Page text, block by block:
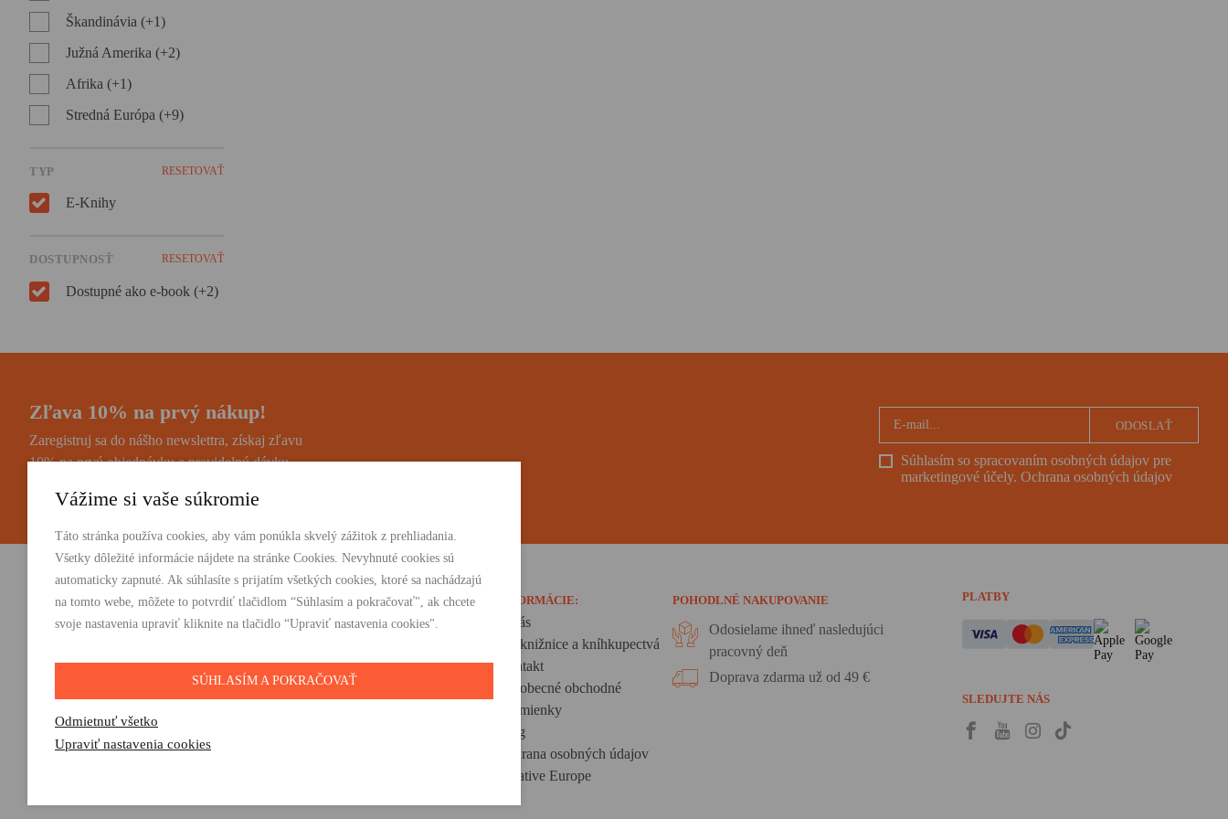
Škandinávia (+1)
Južná Amerika (+2)
Afrika (+1)
Stredná Európa (+9)
TYP RESETOVAŤ
E-Knihy
DOSTUPNOSŤ RESETOVAŤ
Dostupné ako e-book (+2)
Zľava 10% na prvý nákup!
Zaregistruj sa do nášho newslettra, získaj zľavu
10% na prvú objednávku a pravidelnú dávku
Súhlasím so spracovaním osobných údajov pre
marketingové účely. Ochrana osobných údajov
ODOSLAŤ
Vydavateľstvo Absynt s.r.o.
Suvorovova 2683/30C, 010 01 Žilina
PRODUKTY:
Knihy
Darčeky
INFORMÁCIE:
O nás
Pre knižnice a kníhkupectvá
Kontakt
Všeobecné obchodné
podmienky
Blog
Ochrana osobných údajov
Creative Europe
POHODLNÉ NAKUPOVANIE
Odosielame ihneď nasledujúci
pracovný deň
Doprava zdarma už od 49 €
PLATBY
SLEDUJTE NÁS
Vážime si vaše súkromie
Táto stránka používa cookies, aby vám ponúkla skvelý zážitok z prehliadania.
Všetky dôležité informácie nájdete na stránke Cookies. Nevyhnuté cookies sú
automaticky zapnuté. Ak súhlasíte s prijatím všetkých cookies, ktoré sa nachádzajú
na tomto webe, môžete to potvrdiť tlačidlom “Súhlasím a pokračovať", ak chcete
svoje nastavenia upraviť kliknite na tlačidlo “Upraviť nastavenia cookies".
SÚHLASÍM A POKRAČOVAŤ
Odmietnuť všetko
Upraviť nastavenia cookies